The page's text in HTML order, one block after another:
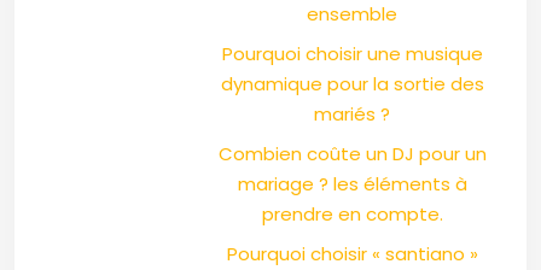
ensemble
Pourquoi choisir une musique
dynamique pour la sortie des
mariés ?
Combien coûte un DJ pour un
mariage ? les éléments à
prendre en compte.
Pourquoi choisir « santiano »